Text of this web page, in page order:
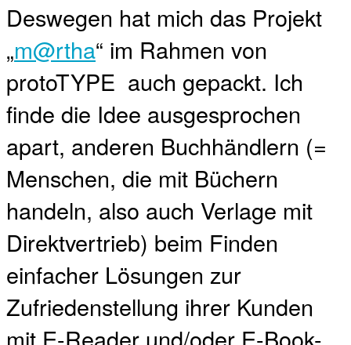
Deswegen hat mich das Projekt
„m@rtha“ im Rahmen von
protoTYPE auch gepackt. Ich
finde die Idee ausgesprochen
apart, anderen Buchhändlern (=
Menschen, die mit Büchern
handeln, also auch Verlage mit
Direktvertrieb) beim Finden
einfacher Lösungen zur
Zufriedenstellung ihrer Kunden
mit E-Reader und/oder E-Book-